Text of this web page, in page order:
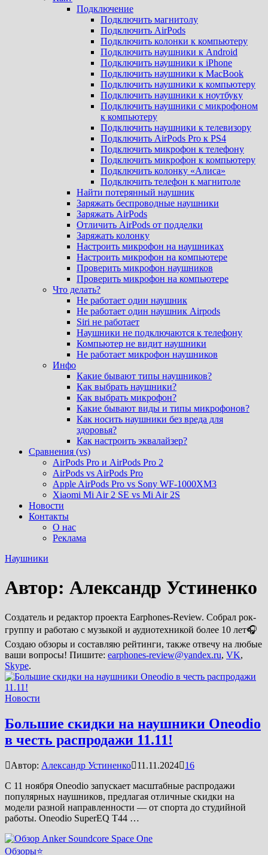
Подключение
Подключить магнитолу
Подключить AirPods
Подключить колонки к компьютеру
Подключить наушники к Android
Подключить наушники к iPhone
Подключить наушники к MacBook
Подключить наушники к компьютеру
Подключить наушники к ноутбуку
Подключить наушники с микрофоном
к компьютеру
Подключить наушники к телевизору
Подключить AirPods Pro к PS4
Подключить микрофон к телефону
Подключить микрофон к компьютеру
Подключить колонку «Алиса»
Подключить телефон к магнитоле
Найти потерянный наушник
Заряжать беспроводные наушники
Заряжать AirPods
Отличить AirPods от подделки
Заряжать колонку
Настроить микрофон на наушниках
Настроить микрофон на компьютере
Проверить микрофон наушников
Проверить микрофон на компьютере
Что делать?
Не работает один наушник
Не работает один наушник Airpods
Siri не работает
Наушники не подключаются к телефону
Компьютер не видит наушники
Не работает микрофон наушников
Инфо
Какие бывают типы наушников?
Как выбрать наушники?
Как выбрать микрофон?
Какие бывают виды и типы микрофонов?
Как носить наушники без вреда для
здоровья?
Как настроить эквалайзер?
Сравнения (vs)
AirPods Pro и AirPods Pro 2
AirPods vs AirPods Pro
Apple AirPods Pro vs Sony WF-1000XM3
Xiaomi Mi Air 2 SE vs Mi Air 2S
Новости
Контакты
О нас
Реклама
Наушники
Автор: Александр Устиненко
Создатель и редактор проекта Earphones-Review. Собрал рок-
группу и работаю с музыкой и аудиотехникой более 10 лет🎧
Создаю обзоры и составляю рейтинги, также отвечу на любые
ваши вопросы! Пишите: earphones-review@yandex.ru, VK,
Skype.
Новости
Большие скидки на наушники Oneodio
в честь распродажи 11.11!
Автор: Александр Устиненко 11.11.2024
16
С 11 ноября Oneodio запускает масштабные распродажи
популярных наушников, предлагая отличные скидки на
модели разной направленности — от спорта до студийной
работы. Oneodio SuperEQ T44 …
Обзоры⭐